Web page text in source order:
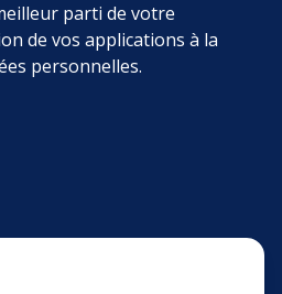
parti de votre
de vos applications à la
personnelles.